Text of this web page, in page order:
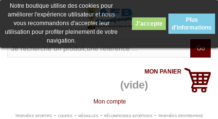
Go
MON PANIER
(vide)
Mon compte
TROPHÉES SPORTIFS- COUPES- MÉDAILLES- RÉCOMPENSES SPORTIVES- TROPHÉES D'ENTREPRISE
Notre boutique utilise des cookies pour
améliorer l'expérience utilisateur et nous
vous recommandons d'accepter leur
utilisation pour profiter pleinement de votre
navigation.
J'accepte
Plus
d'informations